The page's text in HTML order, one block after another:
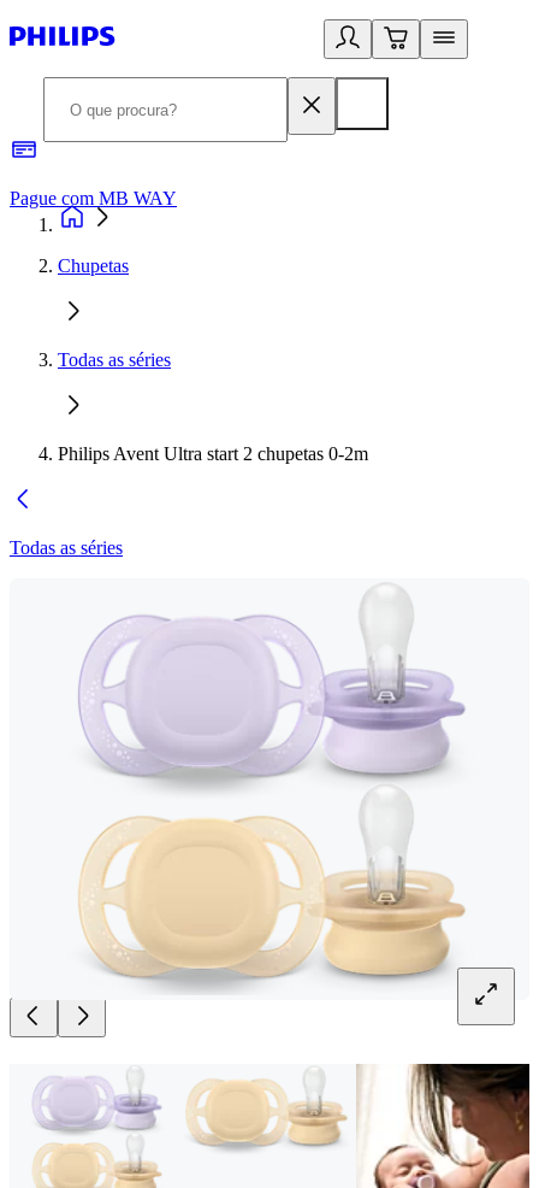
Pague com MB WAY
Chupetas
Todas as séries
Philips Avent Ultra start 2 chupetas 0-2m
Todas as séries